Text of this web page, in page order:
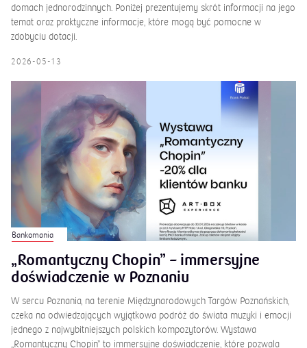
domach jednorodzinnych. Poniżej prezentujemy skrót informacji na jego
temat oraz praktyczne informacje, które mogą być pomocne w
zdobyciu dotacji.
2026-05-13
Bankomania
„Romantyczny Chopin” – immersyjne
doświadczenie w Poznaniu
W sercu Poznania, na terenie Międzynarodowych Targów Poznańskich,
czeka na odwiedzających wyjątkowa podróż do świata muzyki i emocji
jednego z najwybitniejszych polskich kompozytorów. Wystawa
„Romantyczny Chopin” to immersyjne doświadczenie, które pozwala